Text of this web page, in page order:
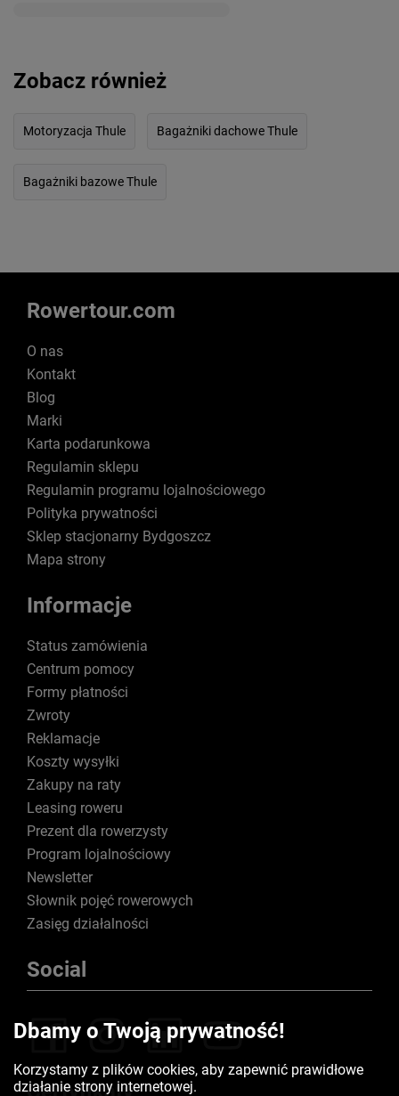
Zobacz również
Motoryzacja Thule Bagażniki dachowe Thule
Bagażniki bazowe Thule
Rowertour.com
O nas
Kontakt
Blog
Marki
Karta podarunkowa
Regulamin sklepu
Regulamin programu lojalnościowego
Polityka prywatności
Sklep stacjonarny Bydgoszcz
Mapa strony
Informacje
Status zamówienia
Centrum pomocy
Formy płatności
Zwroty
Reklamacje
Koszty wysyłki
Zakupy na raty
Leasing roweru
Prezent dla rowerzysty
Program lojalnościowy
Newsletter
Słownik pojęć rowerowych
Zasięg działalności
Social
Dbamy o Twoją prywatność!
Korzystamy z plików cookies, aby zapewnić prawidłowe
działanie strony internetowej.